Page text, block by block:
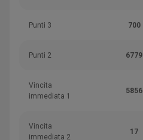
Punti 3 700
Punti 2 6779
Vincita
immediata 1
5856
Vincita
immediata 2
17